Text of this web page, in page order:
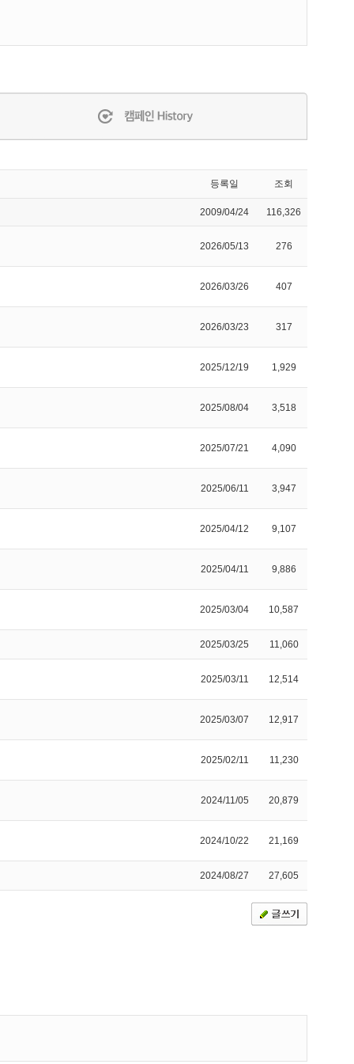
등록일 조회
2009/04/24 116,326
2026/05/13 276
2026/03/26 407
2026/03/23 317
2025/12/19 1,929
2025/08/04 3,518
2025/07/21 4,090
2025/06/11 3,947
2025/04/12 9,107
2025/04/11 9,886
2025/03/04 10,587
2025/03/25 11,060
2025/03/11 12,514
2025/03/07 12,917
2025/02/11 11,230
2024/11/05 20,879
2024/10/22 21,169
2024/08/27 27,605